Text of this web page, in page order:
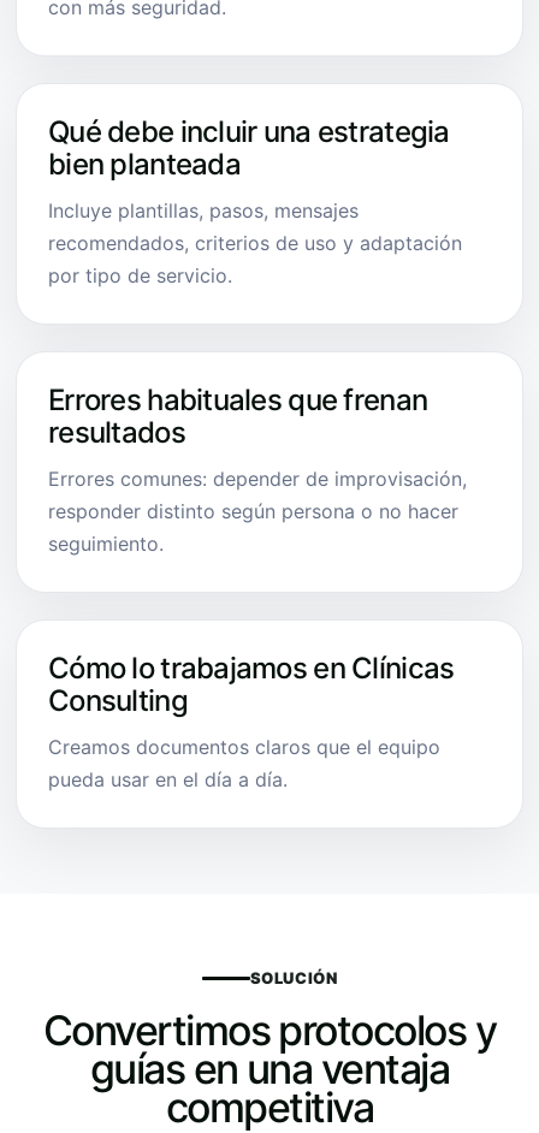
con más seguridad.
Qué debe incluir una estrategia
bien planteada
Incluye plantillas, pasos, mensajes
recomendados, criterios de uso y adaptación
por tipo de servicio.
Errores habituales que frenan
resultados
Errores comunes: depender de improvisación,
responder distinto según persona o no hacer
seguimiento.
Cómo lo trabajamos en Clínicas
Consulting
Creamos documentos claros que el equipo
pueda usar en el día a día.
SOLUCIÓN
Convertimos protocolos y
guías en una ventaja
competitiva